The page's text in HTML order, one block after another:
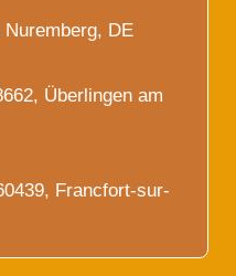
DE
Überlingen am
Francfort-sur-